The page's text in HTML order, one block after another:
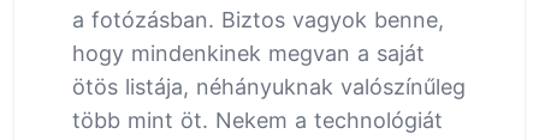
a fotózásban. Biztos vagyok benne,
hogy mindenkinek megvan a saját
ötös listája, néhányuknak valószínűleg
több mint öt. Nekem a technológiát